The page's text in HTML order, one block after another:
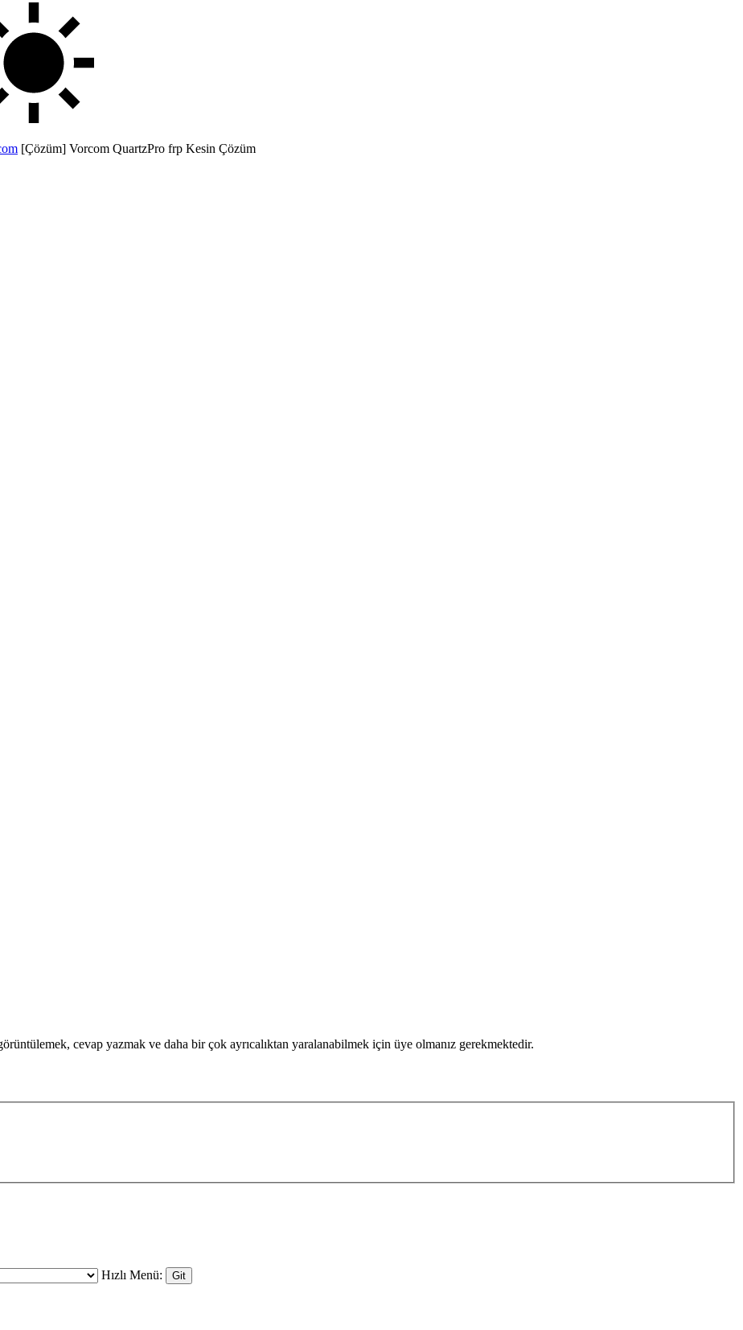
[Çözüm] Vorcom QuartzPro frp Kesin Çözüm
cevap yazmak ve daha bir çok ayrıcalıktan yaralanabilmek için üye olmanız gerekmektedir.
Hızlı Menü: